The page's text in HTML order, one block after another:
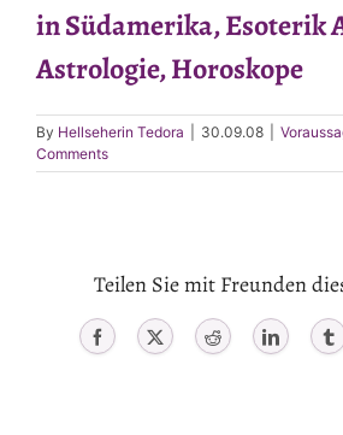
in Südamerika, Esoterik
Astrologie, Horoskope
By Hellseherin Tedora 30.09.08
Comments
Teilen Sie mit Freunden
Facebook X Reddit LinkedIn